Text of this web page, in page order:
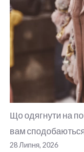
Що одягнути на
вам
28 Липня, 2026